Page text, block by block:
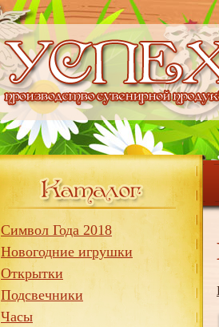
Символ Года 2018
Новогодние игрушки
Открытки
Подсвечники
Часы